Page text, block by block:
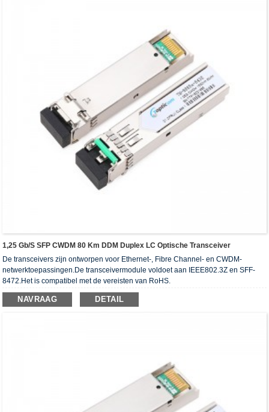
1,25 Gb/s SFP CWDM 80 Km DDM Duplex LC Optische Transceiver
De transceivers zijn ontworpen voor Ethernet-, Fibre Channel- en CWDM-
netwerktoepassingen.De transceivermodule voldoet aan IEEE802.3Z en SFF-
8472.Het is compatibel met de vereisten van RoHS.
NAVRAAG DETAIL